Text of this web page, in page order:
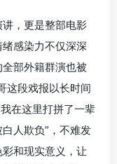
，更是整部电影
感染力不仅深深
部外籍群演也被
这段戏报以长时间
在这里打拼了一辈
人欺负”，不难发
和现实意义，让